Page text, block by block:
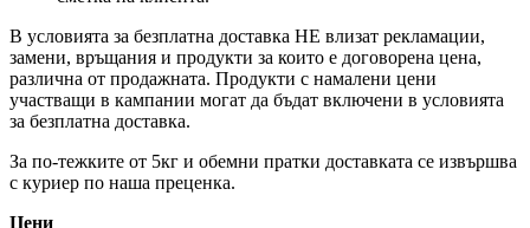
В условията за безплатна доставка НЕ влизат рекламации,
замени, връщания и продукти за които е договорена цена,
различна от продажната. Продукти с намалени цени
участващи в кампании могат да бъдат включени в условията
за безплатна доставка.
За по-тежките от 5кг и обемни пратки доставката се извършва
с куриер по наша преценка.
Цени